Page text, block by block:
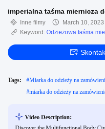
imperialna taśma miernicza
Inne filmy
March 10, 2023
Keyword: Odzieżowa taśma
Tags: #Miarka do odzieży na
#miarka do odzieży na
Video Description: